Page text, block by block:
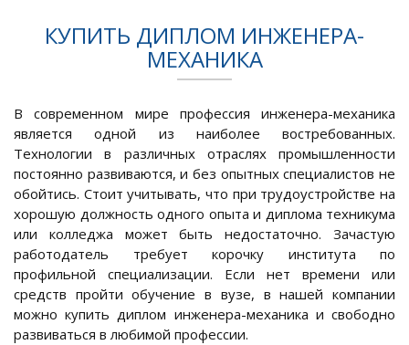
КУПИТЬ ДИПЛОМ ИНЖЕНЕРА-
МЕХАНИКА
В современном мире профессия инженера-механика
является одной из наиболее востребованных.
Технологии в различных отраслях промышленности
постоянно развиваются, и без опытных специалистов не
обойтись. Стоит учитывать, что при трудоустройстве на
хорошую должность одного опыта и диплома техникума
или колледжа может быть недостаточно. Зачастую
работодатель требует корочку института по
профильной специализации. Если нет времени или
средств пройти обучение в вузе, в нашей компании
можно купить диплом инженера-механика и свободно
развиваться в любимой профессии.